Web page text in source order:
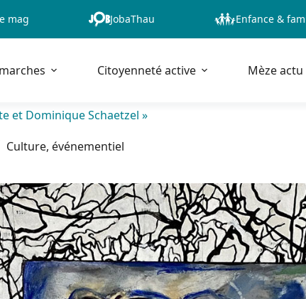
mag JobaThau Enfance &
Citoyenneté active Mèze actu
et Dominique Schaetzel »
Culture, événementiel